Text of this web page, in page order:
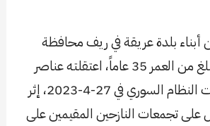
أبناء بلدة عريقة في ريف محافظة
السويداء الغربي، يبلغ من العمر 35 عاماً، اعتقلته عناصر
مسلحة تابعة لقوات النظام السوري في 27-4-2023، إثر
تجمعات النازحين المقيمين على